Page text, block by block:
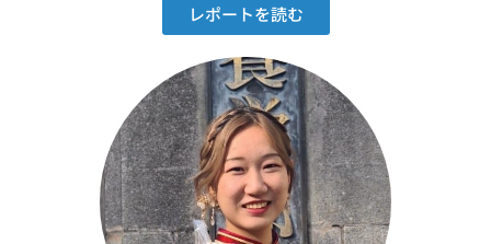
レポートを読む